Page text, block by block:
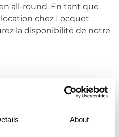
About
all-round. En tant que
chez Locquet
la disponibilité de notre